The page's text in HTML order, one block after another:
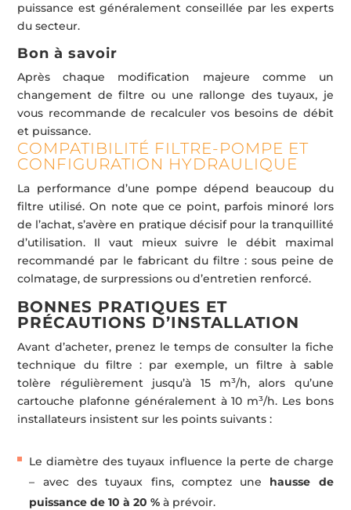
puissance est généralement conseillée par les experts
du secteur.
Bon à savoir
Après chaque modification majeure comme un
changement de filtre ou une rallonge des tuyaux, je
vous recommande de recalculer vos besoins de débit
et puissance.
COMPATIBILITÉ FILTRE-POMPE ET
CONFIGURATION HYDRAULIQUE
La performance d’une pompe dépend beaucoup du
filtre utilisé. On note que ce point, parfois minoré lors
de l’achat, s’avère en pratique décisif pour la tranquillité
d’utilisation. Il vaut mieux suivre le débit maximal
recommandé par le fabricant du filtre : sous peine de
colmatage, de surpressions ou d’entretien renforcé.
BONNES PRATIQUES ET
PRÉCAUTIONS D’INSTALLATION
Avant d’acheter, prenez le temps de consulter la fiche
technique du filtre : par exemple, un filtre à sable
tolère régulièrement jusqu’à 15 m³/h, alors qu’une
cartouche plafonne généralement à 10 m³/h. Les bons
installateurs insistent sur les points suivants :
Le diamètre des tuyaux influence la perte de charge
– avec des tuyaux fins, comptez une hausse de
puissance de 10 à 20 % à prévoir.